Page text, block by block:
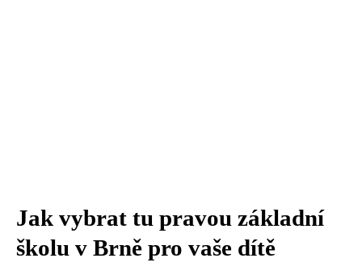
Jak vybrat tu pravou základní
školu v Brně pro vaše dítě